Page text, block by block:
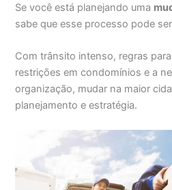
Se você está planejando uma
sabe que esse processo pode
Com trânsito intenso, regras
restrições em condomínios e a
organização, mudar na maior
planejamento e estratégia.